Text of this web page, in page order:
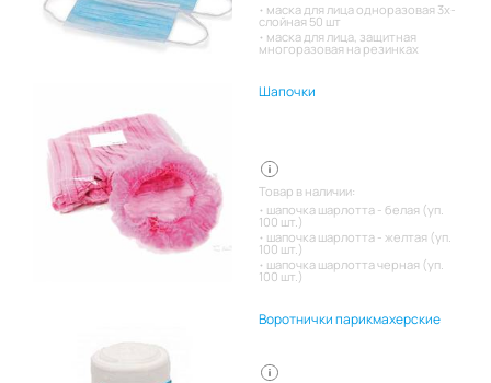
маска для лица одноразовая 3х-
слойная 50 шт
маска для лица, защитная
многоразовая на резинках
Шапочки
Товар в наличии:
шапочка шарлотта - белая (уп.
100 шт.)
шапочка шарлотта - желтая (уп.
100 шт.)
шапочка шарлотта черная (уп.
100 шт.)
Воротнички парикмахерские